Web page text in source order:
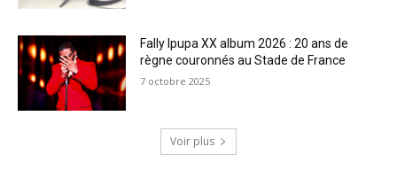
Fally Ipupa XX album 2026 : 20 ans de
règne couronnés au Stade de France
7 octobre 2025
Voir plus